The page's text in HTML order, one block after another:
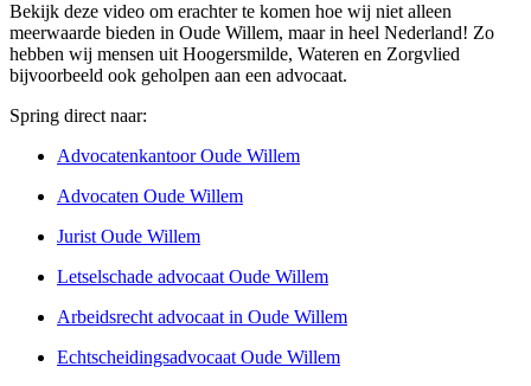
Bekijk deze video om erachter te komen hoe wij niet alleen
meerwaarde bieden in Oude Willem, maar in heel Nederland! Zo
hebben wij mensen uit Hoogersmilde, Wateren en Zorgvlied
bijvoorbeeld ook geholpen aan een advocaat.
Spring direct naar:
Advocatenkantoor Oude Willem
Advocaten Oude Willem
Jurist Oude Willem
Letselschade advocaat Oude Willem
Arbeidsrecht advocaat in Oude Willem
Echtscheidingsadvocaat Oude Willem